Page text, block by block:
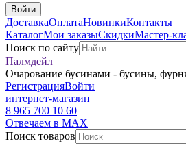
Войти
ДоставкаОплатаНовинкиКонтакты
КаталогМои заказыСкидкиМастер-
Поиск по сайту
Палмдейл
Очарование бусинами - бусины,
РегистрацияВойти
интернет-магазин
8 965 700 10 60
Отвечаем в MAX
Поиск товаров